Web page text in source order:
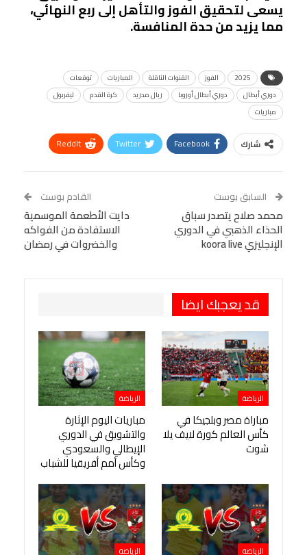
يسعى لتحقيق الفوز والتأهل إلى ربع النهائي،
مما يزيد من حدة المنافسة.
2025 الفوز القنوات الناقلة المباريات
توقعات
دوري أبطال
دوري أبطال أوروبا ريال مدريد كرة القدم
ليفربول
مباريات
شارك Facebook
Twitter
ReddIt
Tumblr
البريد الإلكتروني
StumbleUpon
VK
Digg
LINE
BlackBerry
Viber
السابق بوست
محمد صلاح يتصدر سباق
الحذاء الذهبي في الدوري
الإنجليزي koora live
القادم بوست
دايت الأطعمة الموسمية
الاستفادة من الفواكه
والخضروات في رمضان
قد يعجبك ايضا
الرياضة
مباراة مصر وبلجيكا في
كأس العالم كورة لايف يلا
شوت
الرياضة
مباريات اليوم الإثارة
والتشويق في الدوري
الإيطالي والسعودي
وكأس أمم أفريقيا للشباب
الرياضة الرياضة